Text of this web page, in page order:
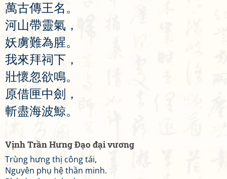
萬古傳王名 。
河山帶靈氣 ，
妖虜難為腥。
我來拜祠下 ，
壯懷忽欲鳴。
原借匣中劍 ，
斬盡海波鯨。
Vịnh Trần Hưng Đạo đại vương
Trùng hưng thị công tái,
Nguyên phụ hệ thần minh.